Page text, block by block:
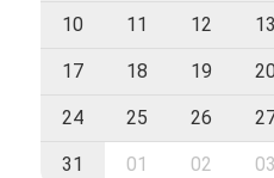
10 11 12 13
17 18 19
24 25 26
31 01 02 03